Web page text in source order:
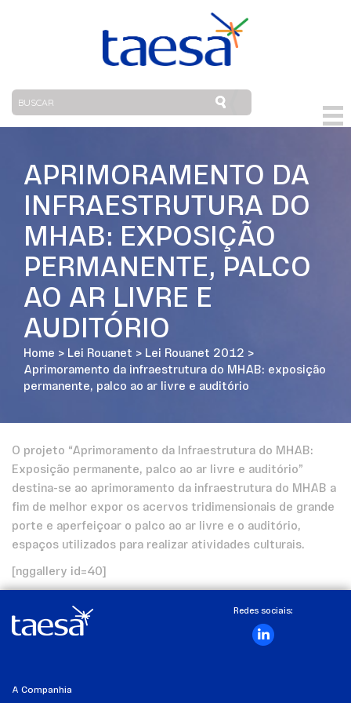
APRIMORAMENTO DA
INFRAESTRUTURA DO
MHAB: EXPOSIÇÃO
PERMANENTE, PALCO
AO AR LIVRE E
AUDITÓRIO
Home > Lei Rouanet > Lei Rouanet 2012 >
Aprimoramento da infraestrutura do MHAB: exposição
permanente, palco ao ar livre e auditório
O projeto “Aprimoramento da Infraestrutura do MHAB:
Exposição permanente, palco ao ar livre e auditório”
destina-se ao aprimoramento da infraestrutura do MHAB a
fim de melhor expor os acervos tridimensionais de grande
porte e aperfeiçoar o palco ao ar livre e o auditório,
espaços utilizados para realizar atividades culturais.
[nggallery id=40]
Redes sociais:
A Companhia